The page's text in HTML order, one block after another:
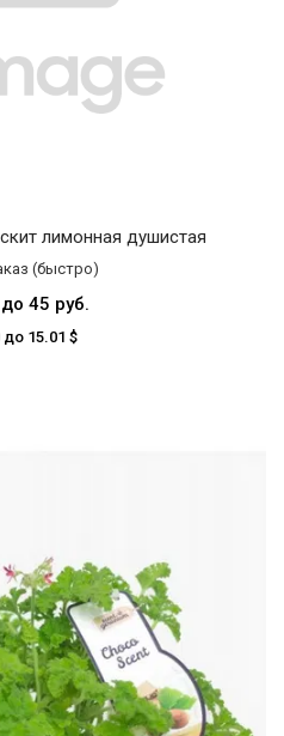
лимонная душистая
(быстро)
45 руб.
до 15.01 $